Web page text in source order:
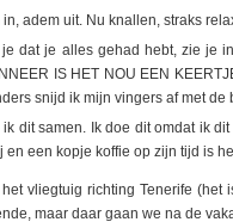
in, adem uit. Nu knallen, straks
dat je alles gehad hebt, zie je
IS HET NOU EEN
snijd ik mijn vingers af met
dit samen. Ik doe dit omdat ik
en een kopje koffie op zijn tijd is
vliegtuig richting Tenerife
maar daar gaan we na de